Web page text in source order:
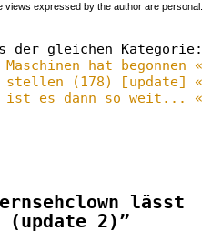
views expressed by the author are personal.
der gleichen Kategorie:
hat begonnen «
stellen (178) [update] «
ist es dann so weit... «
lässt
(update 2)”